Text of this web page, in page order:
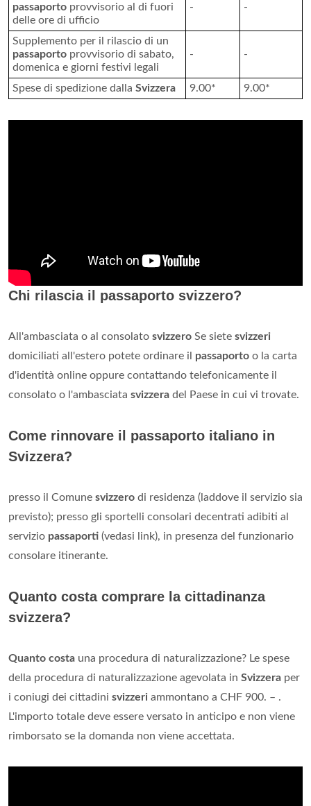
passaporto provvisorio al di fuori
delle ore di ufficio
- -
Supplemento per il rilascio di un
passaporto provvisorio di sabato,
domenica e giorni festivi legali
- -
Spese di spedizione dalla Svizzera 9.00* 9.00*
Chi rilascia il passaporto svizzero?
All'ambasciata o al consolato svizzero Se siete svizzeri
domiciliati all'estero potete ordinare il passaporto o la carta
d'identità online oppure contattando telefonicamente il
consolato o l'ambasciata svizzera del Paese in cui vi trovate.
Come rinnovare il passaporto italiano in
Svizzera?
presso il Comune svizzero di residenza (laddove il servizio sia
previsto); presso gli sportelli consolari decentrati adibiti al
servizio passaporti (vedasi link), in presenza del funzionario
consolare itinerante.
Quanto costa comprare la cittadinanza
svizzera?
Quanto costa una procedura di naturalizzazione? Le spese
della procedura di naturalizzazione agevolata in Svizzera per
i coniugi dei cittadini svizzeri ammontano a CHF 900. – .
L'importo totale deve essere versato in anticipo e non viene
rimborsato se la domanda non viene accettata.